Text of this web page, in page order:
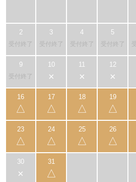
受付終了 受付終了 受付終了 受付終了
受付終了 × × ×
△ △ △ △
△ △ △ △
× △